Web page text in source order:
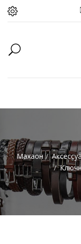
Махаон